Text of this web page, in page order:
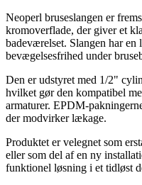
Neoperl bruseslangen er
kromoverflade, der giver et
badeværelset. Slangen har
bevægelsesfrihed under
Den er udstyret med 1/2"
hvilket gør den kompatibel
armaturer. EPDM-
der modvirker lækage.
Produktet er velegnet som
eller som del af en ny
funktionel løsning i et tidløst